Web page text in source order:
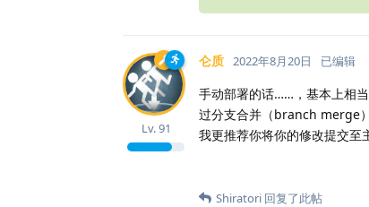
仑质
Lv.91
2022年8月20日 已编辑
手动部署的话……，基本上相
过分支合并（branch merge
我更推荐你将你的修改提交至
Shiratori 回复了此帖